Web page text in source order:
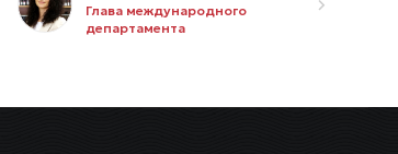
Глава международного
департамента